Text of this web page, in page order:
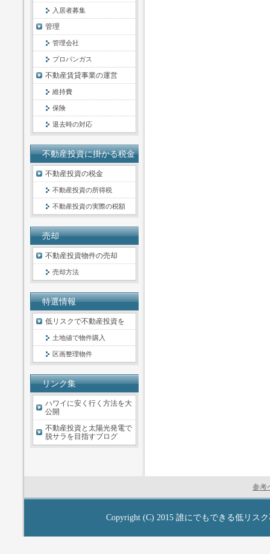
入居者募集
管理
管理会社
プロパンガス
不動産賃貸事業の運営
維持費
保険
退去時の対応
不動産投資に掛かる税金
不動産投資の税金
不動産投資の所得税
不動産投資の実際の税額
売却
不動産投資物件の売却
売却方法
特選情報
低リスクで不動産投資を
土地値で物件購入
区画整理物件
リンク集
ハワイに安く行く方法を大
公開
不動産投資と太陽光発電で
脱サラを目指すブログ
参考
Copyright (C) 2015 誰にでもできる低リス